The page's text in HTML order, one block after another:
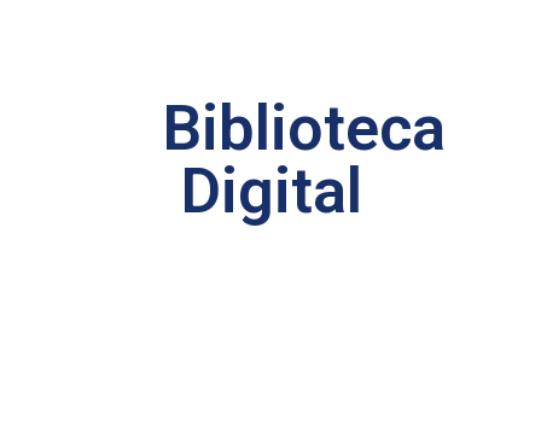
Biblioteca
Digital